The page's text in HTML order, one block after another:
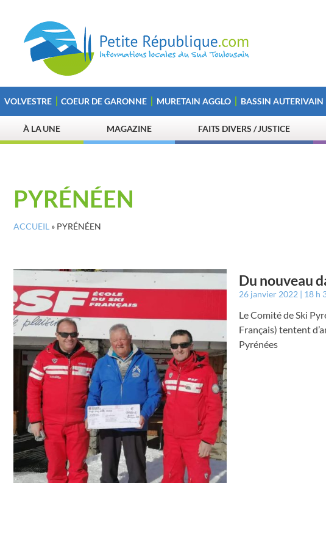
VOLVESTRE COEUR DE GARONNE MURETAIN AGGLO BASSIN
À LA UNE MAGAZINE FAITS DIVERS / JUSTICE
PYRÉNÉEN
ACCUEIL » PYRÉNÉEN
Du nouveau
26 janvier 2022 18 h
Le Comité de Ski
Français) tentent
Pyrénées